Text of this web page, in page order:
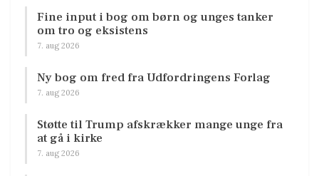
Fine input i bog om børn og unges tanker
om tro og eksistens
7. aug 2026
Ny bog om fred fra Udfordringens Forlag
7. aug 2026
Støtte til Trump afskrækker mange unge fra
at gå i kirke
7. aug 2026